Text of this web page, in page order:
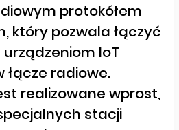
protokółem
który pozwala łączyć
IoT
radiowe.
realizowane wprost,
stacji